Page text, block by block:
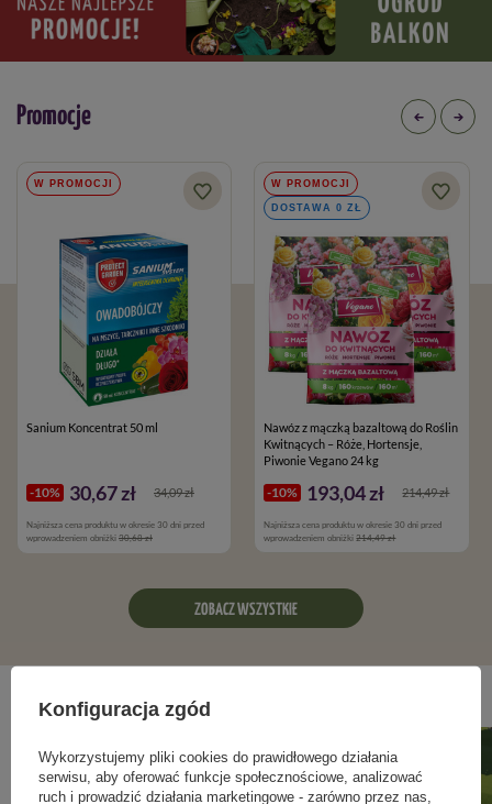
Promocje
W PROMOCJI
Sanium Koncentrat 50 ml
-10% 30,67 zł
Najniższa cena produktu w okresie 30 dni przed
wprowadzeniem obniżki 30,68 zł
34,09 zł
W PROMOCJI
DOSTAWA 0 ZŁ
Nawóz z mączką bazaltową do Roślin
Kwitnących – Róże, Hortensje,
Piwonie Vegano 24 kg
-10% 193,04 zł
Najniższa cena produktu w okresie 30 dni przed
wprowadzeniem obniżki214,49 zł
214,49 zł
ZOBACZ WSZYSTKIE
Konfiguracja zgód
Wykorzystujemy pliki cookies do prawidłowego działania
serwisu, aby oferować funkcje społecznościowe, analizować
ruch i prowadzić działania marketingowe - zarówno przez nas,